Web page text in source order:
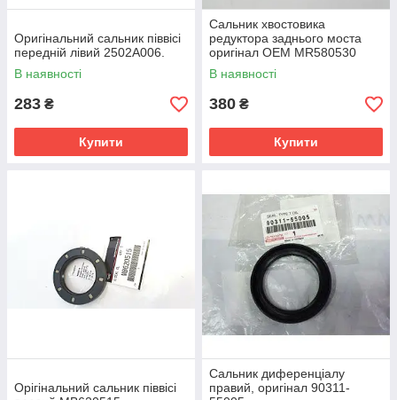
Оригінальний сальник піввісі
передній лівий 2502A006.
В наявності
283 ₴
Купити
Сальник хвостовика
редуктора заднього моста
оригінал OEM MR580530
В наявності
380 ₴
Купити
Орігінальний сальник піввісі
Сальник диференціалу
правий, оригінал 90311-